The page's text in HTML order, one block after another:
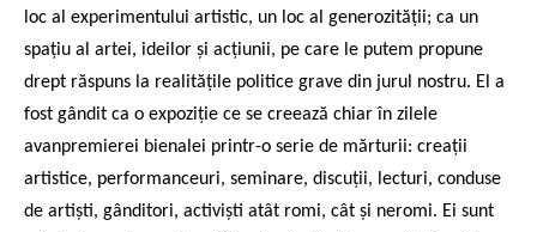
loc al experimentului artistic, un loc al generozității; ca un
spațiu al artei, ideilor și acțiunii, pe care le putem propune
drept răspuns la realitățile politice grave din jurul nostru. El a
fost gândit ca o expoziție ce se creează chiar în zilele
avanpremierei bienalei printr-o serie de mărturii: creații
artistice, performanceuri, seminare, discuții, lecturi, conduse
de artiști, gânditori, activiști atât romi, cât și neromi. Ei sunt